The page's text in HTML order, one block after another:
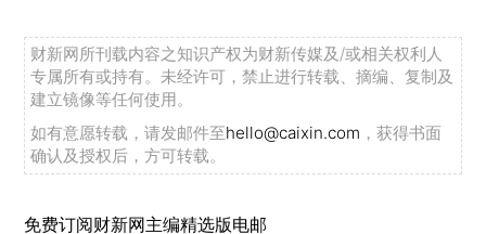
财新网所刊载内容之知识产权为财新传媒及/或相关权利人
专属所有或持有。未经许可，禁止进行转载、摘编、复制及
建立镜像等任何使用。
如有意愿转载，请发邮件至hello@caixin.com ，获得书面
确认及授权后，方可转载。
免费订阅财新网主编精选版电邮